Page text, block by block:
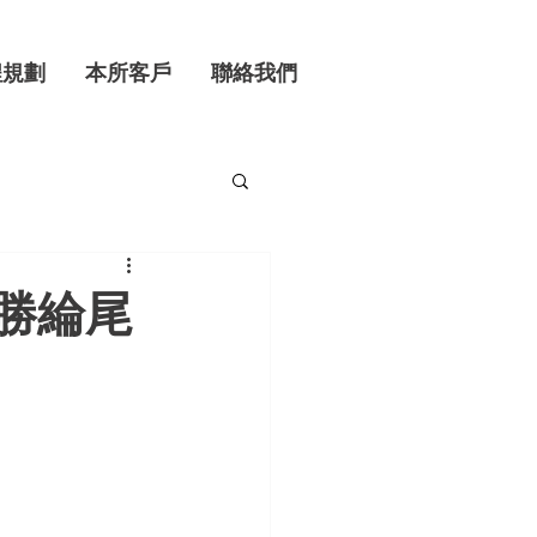
劃 本所客戶 聯絡我們
綸尾